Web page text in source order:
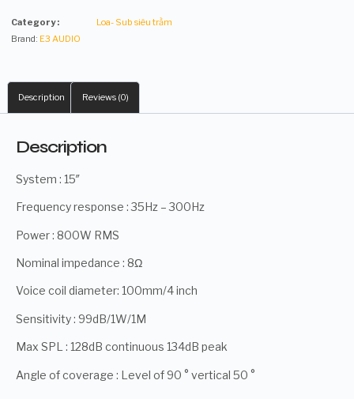
Category :
Loa- Sub siêu trầm
Brand: E3 AUDIO
Description Reviews (0)
Description
System : 15″
Frequency response : 35Hz – 300Hz
Power : 800W RMS
Nominal impedance : 8Ω
Voice coil diameter: 100mm/4 inch
Sensitivity : 99dB/1W/1M
Max SPL : 128dB continuous 134dB peak
Angle of coverage : Level of 90 ° vertical 50 °